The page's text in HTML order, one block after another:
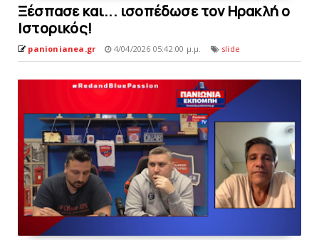
Ξέσπασε και... ισοπέδωσε τον Ηρακλή ο
Iστορικός!
panionianea.gr 4/04/2026 05:42:00 μ.μ. slide